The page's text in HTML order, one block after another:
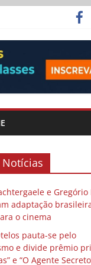
e Gregório
adaptação
o cinema
pauta-se pelo
e divide prêmio
e “O Agente